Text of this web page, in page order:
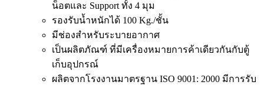
น็อตและ Support ทั้ง 4 มุม
รองรับน้ำหนักได้ 100 Kg./ชั้น
มีช่องสำหรับระบายอากาศ
เป็นผลิตภัณฑ์ ที่มีเครื่องหมายการค้าเดียวกันกับตู้
เก็บอุปกรณ์
ผลิตจากโรงงานมาตรฐาน ISO 9001: 2000 มีการรับ